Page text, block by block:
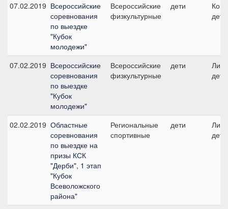
07.02.2019 Всероссийские
соревнования
по выездке
"Кубок
молодежи"
Всероссийские
физкультурные
дети
дети
07.02.2019 Всероссийские
соревнования
по выездке
"Кубок
молодежи"
Всероссийские
физкультурные
дети
дети
02.02.2019 Областные
соревнования
по выездке на
призы КСК
"Дерби", 1 этап
"Кубок
Всеволожского
района"
Региональные
спортивные
дети
дети